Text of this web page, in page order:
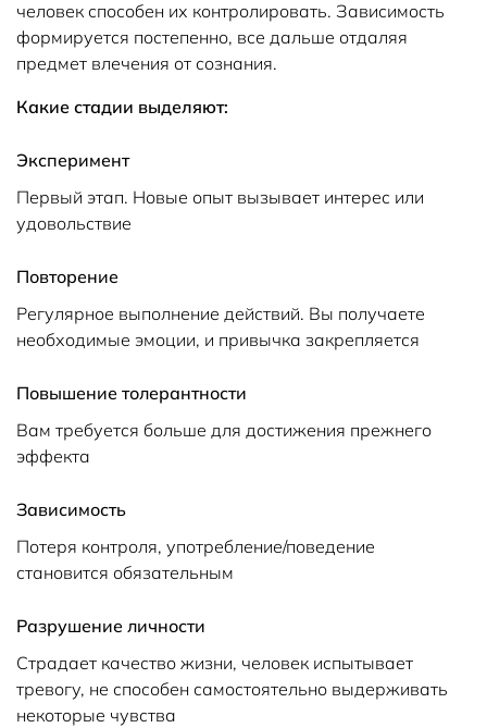
человек способен их контролировать. Зависимость
формируется постепенно, все дальше отдаляя
предмет влечения от сознания.
Какие стадии выделяют:
Эксперимент
Первый этап. Новые опыт вызывает интерес или
удовольствие
Повторение
Регулярное выполнение действий. Вы получаете
необходимые эмоции, и привычка закрепляется
Повышение толерантности
Вам требуется больше для достижения прежнего
эффекта
Зависимость
Потеря контроля, употребление/поведение
становится обязательным
Разрушение личности
Страдает качество жизни, человек испытывает
тревогу, не способен самостоятельно выдерживать
некоторые чувства